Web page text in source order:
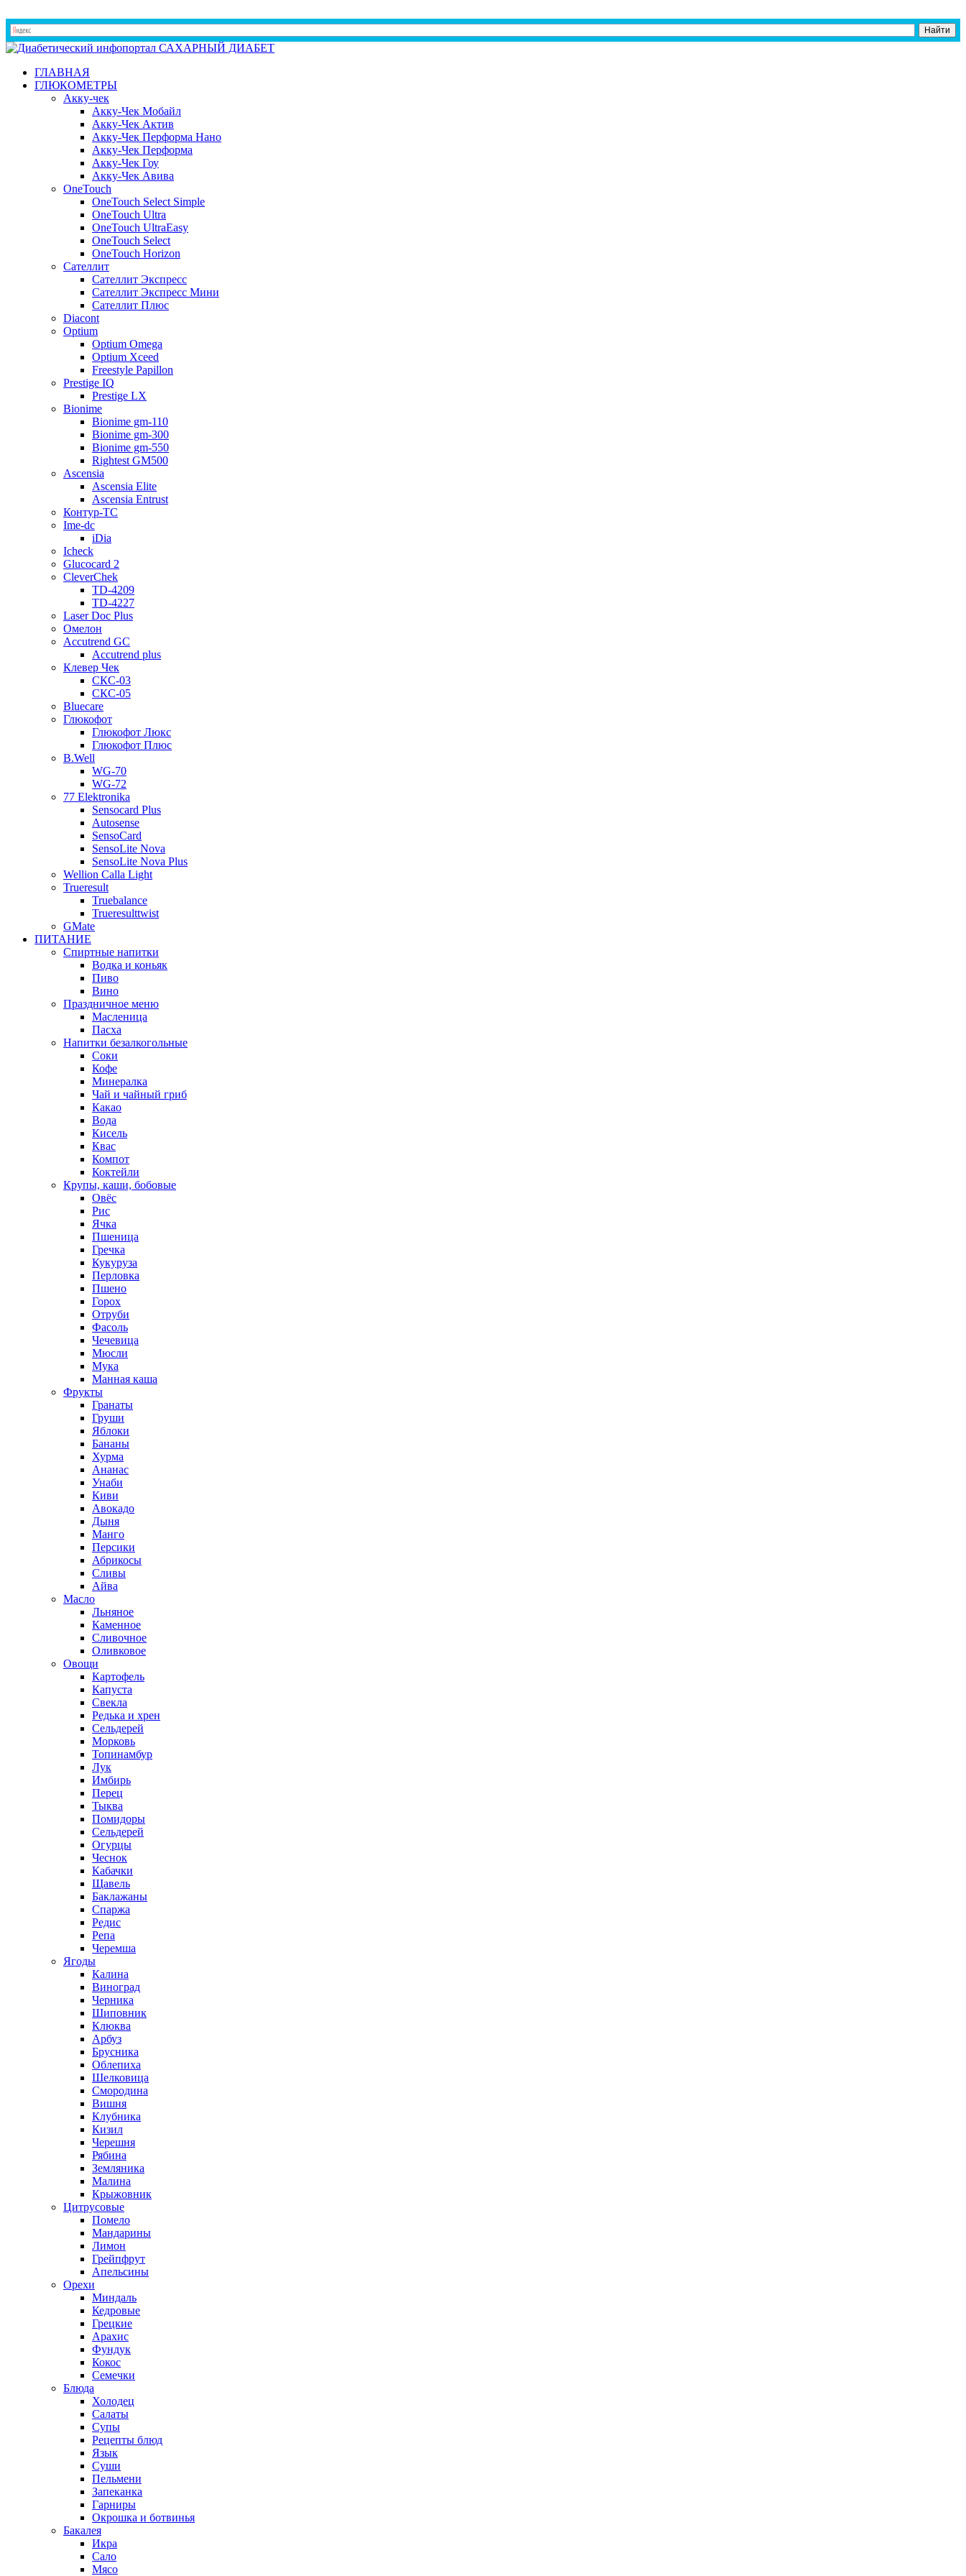
ГЛАВНАЯ
ГЛЮКОМЕТРЫ
Акку-чек
Акку-Чек Мобайл
Акку-Чек Актив
Акку-Чек Перформа Нано
Акку-Чек Перформа
Акку-Чек Гоу
Акку-Чек Авива
OneTouch
OneTouch Select Simple
OneTouch Ultra
OneTouch UltraEasy
OneTouch Select
OneTouch Horizon
Сателлит
Сателлит Экспресс
Сателлит Экспресс Мини
Сателлит Плюс
Diacont
Optium
Optium Omega
Optium Xceed
Freestyle Papillon
Prestige IQ
Prestige LX
Bionime
Bionime gm-110
Bionime gm-300
Bionime gm-550
Rightest GM500
Ascensia
Ascensia Elite
Ascensia Entrust
Контур-ТС
Ime-dc
iDia
Icheck
Glucocard 2
CleverChek
TD-4209
TD-4227
Laser Doc Plus
Омелон
Accutrend GC
Accutrend plus
Клевер Чек
СКС-03
СКС-05
Bluecare
Глюкофот
Глюкофот Люкс
Глюкофот Плюс
B.Well
WG-70
WG-72
77 Elektronika
Sensocard Plus
Autosense
SensoCard
SensoLite Nova
SensoLite Nova Plus
Wellion Calla Light
Trueresult
Truebalance
Trueresulttwist
GMate
ПИТАНИЕ
Спиртные напитки
Водка и коньяк
Пиво
Вино
Праздничное меню
Масленица
Пасха
Напитки безалкогольные
Соки
Кофе
Минералка
Чай и чайный гриб
Какао
Вода
Кисель
Квас
Компот
Коктейли
Крупы, каши, бобовые
Овёс
Рис
Ячка
Пшеница
Гречка
Кукуруза
Перловка
Пшено
Горох
Отруби
Фасоль
Чечевица
Мюсли
Мука
Манная каша
Фрукты
Гранаты
Груши
Яблоки
Бананы
Хурма
Ананас
Унаби
Киви
Авокадо
Дыня
Манго
Персики
Абрикосы
Сливы
Айва
Масло
Льняное
Каменное
Сливочное
Оливковое
Овощи
Картофель
Капуста
Свекла
Редька и хрен
Сельдерей
Морковь
Топинамбур
Лук
Имбирь
Перец
Тыква
Помидоры
Сельдерей
Огурцы
Чеснок
Кабачки
Щавель
Баклажаны
Спаржа
Редис
Репа
Черемша
Ягоды
Калина
Виноград
Черника
Шиповник
Клюква
Арбуз
Брусника
Облепиха
Шелковица
Смородина
Вишня
Клубника
Кизил
Черешня
Рябина
Земляника
Малина
Крыжовник
Цитрусовые
Помело
Мандарины
Лимон
Грейпфрут
Апельсины
Орехи
Миндаль
Кедровые
Грецкие
Арахис
Фундук
Кокос
Семечки
Блюда
Холодец
Салаты
Супы
Рецепты блюд
Язык
Суши
Пельмени
Запеканка
Гарниры
Окрошка и ботвинья
Бакалея
Икра
Сало
Мясо